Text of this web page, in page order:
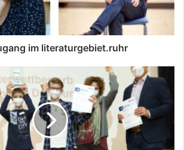
im literaturgebiet.ruhr